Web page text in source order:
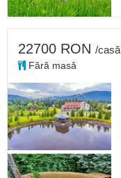
22700 RON /casă
Fără masă